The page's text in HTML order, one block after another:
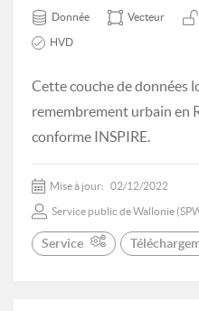
Donnée Vecteur
HVD
Cette couche de données
remembrement urbain en
conforme INSPIRE.
Mise à jour: 02/12/2022
Service public de Wallonie
Service